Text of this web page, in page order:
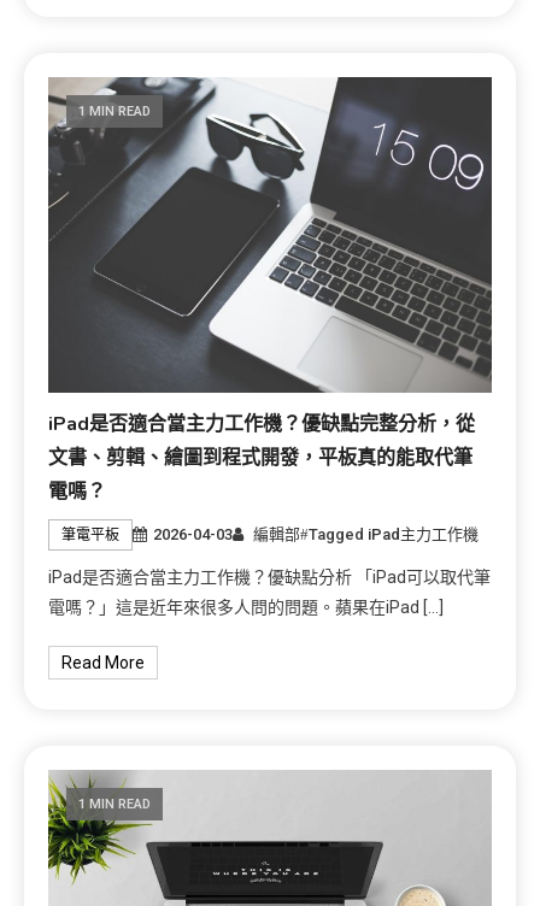
1 MIN READ
iPad是否適合當主力工作機？優缺點完整分析，從
文書、剪輯、繪圖到程式開發，平板真的能取代筆
電嗎？
筆電平板 2026-04-03 編輯部 Tagged iPad主力工作機
iPad是否適合當主力工作機？優缺點分析 「iPad可以取代筆
電嗎？」這是近年來很多人問的問題。蘋果在iPad […]
Read More
1 MIN READ